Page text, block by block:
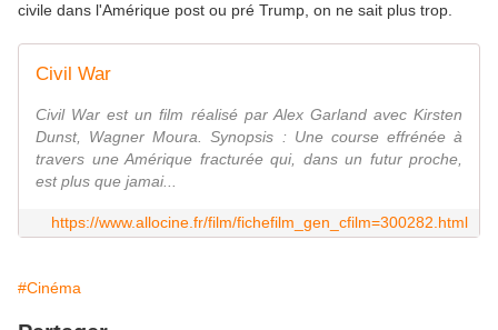
civile dans l'Amérique post ou pré Trump, on ne sait plus trop.
Civil War
Civil War est un film réalisé par Alex Garland avec Kirsten
Dunst, Wagner Moura. Synopsis : Une course effrénée à
travers une Amérique fracturée qui, dans un futur proche,
est plus que jamai...
https://www.allocine.fr/film/fichefilm_gen_cfilm=300282.html
#Cinéma